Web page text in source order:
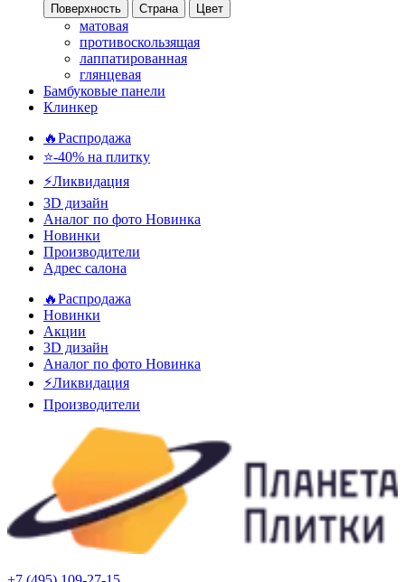
Поверхность
Страна Цвет
матовая
противоскользящая
лаппатированная
глянцевая
Бамбуковые панели
Клинкер
🔥Распродажа
⭐-40% на плитку
⚡️Ликвидация
3D дизайн
Аналог по фото Новинка
Новинки
Производители
Адрес салона
🔥Распродажа
Новинки
Акции
3D дизайн
Аналог по фото Новинка
⚡Ликвидация
Производители